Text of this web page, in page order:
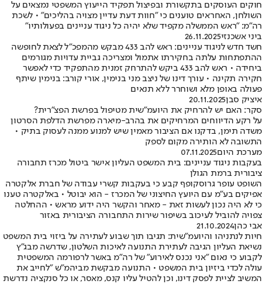
חוקים העוסקים בתקשורת ובפיצול תפקיד הייעוץ המשפטי נמצאים על
השולחן, האחראים טוענים כי "חוות דעת עדיין מצויה בהליכים" • לשכת
רה"מ: "ראש הממשלה מקפיד שלא יהיה כל ניגוד עניינים בפעולותיו"
ביני אשכנזי26.11.2025
חשד חדש לניגוד עניינים: ראש להב 433 מבקש מהמפכ"ל לצאת לחופשה
ההתפתחות עלתה בחקירתו אתמול ומצריכה גביית עדויות מגורמים
ביחידה • ראש להב 433 ביקש להתרחק זמנית מהתפקיד כדי לאפשר
חקירה תקינה • עורך דינו של ניצב מני בנימין, אורי קורב: בנימין שיתף
פעולה באופן מלא ושוחרר ללא תנאים
איציק סבן20.11.2025
סקר: האם יש להרחיק את היועמ"שית מטיפול בפרשת הפצ"רית?
על רקע הדיווחים המרחיקים את בהרב-מיארה מפרשת הדלפת הסרטון
משדה תימן, בדקנו אם הציבור מאמין שיש למנוע ממנה לעסוק בתיק •
התשובה לא הותירה מקום לספק
מערכת היום07.11.2025
בעקבות ניגוד עניינים: בית המשפט העליון אישר ביטול מכרז תחבורה
ציבורית ברמת הגולן
השופט עופר גרוסקופף קבע כי בעקבות קשרי עבודה של חברת אלקטרה
אפיקים בע"מ עם היועץ החיצוני של המכרז - הוא יבוטל • באלקטרה טענו
כי לא היה נכון לעשות זאת - מאחר והקשר היה ידוע מראש • ההחלטה
צפויה להוביל לעיכוב בשיפור שירות התחבורה הציבורית באזור
אבי כהן21.10.2024
חיות לנתניהו והיועמ"שית: תגיבו תוך שבוע לעתירה על ביזוי בית המשפט
נשיאת העליון הגיבה לעתירת התנועה לאיכות השלטון, שדרשה מבג"ץ
לקבוע כי נאום "אני נכנס לאירוע" של רה"מ באשר לרפורמה המשפטית
עולה לכדי ביזיון בית המשפט • התנועה מבקשת מביהמ"ש "לחייב את
המשיב לציית לפסק דינו, וכן להטיל עליו קנס, מאסר, או כל סנקציה נדרשת